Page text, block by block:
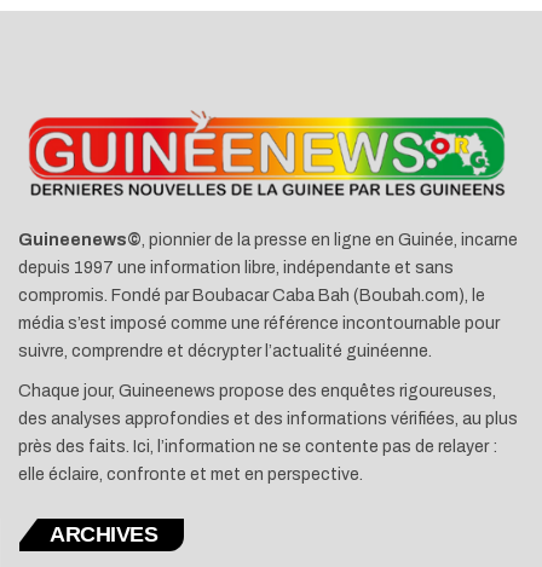
Guineenews© , pionnier de la presse en ligne en Guinée, incarne
depuis 1997 une information libre, indépendante et sans
compromis. Fondé par Boubacar Caba Bah (Boubah.com), le
média s’est imposé comme une référence incontournable pour
suivre, comprendre et décrypter l’actualité guinéenne.
Chaque jour, Guineenews propose des enquêtes rigoureuses,
des analyses approfondies et des informations vérifiées, au plus
près des faits. Ici, l’information ne se contente pas de relayer :
elle éclaire, confronte et met en perspective.
ARCHIVES